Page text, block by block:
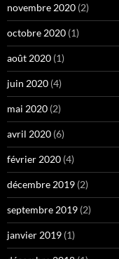
novembre 2020 (2)
octobre 2020 (1)
août 2020 (1)
juin 2020 (4)
mai 2020 (2)
avril 2020 (6)
février 2020 (4)
décembre 2019 (2)
septembre 2019 (2)
janvier 2019 (1)